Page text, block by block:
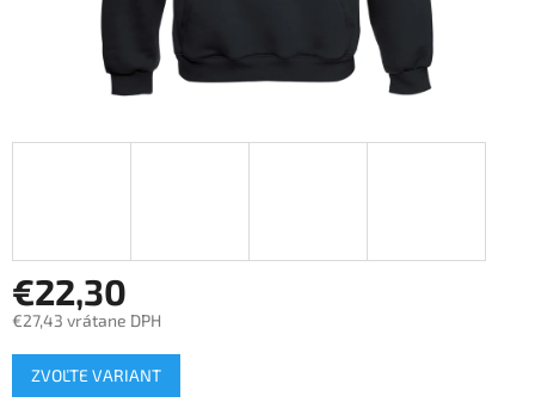
€22,30
€27,43 vrátane DPH
Jednotková
cena:
ZVOĽTE VARIANT